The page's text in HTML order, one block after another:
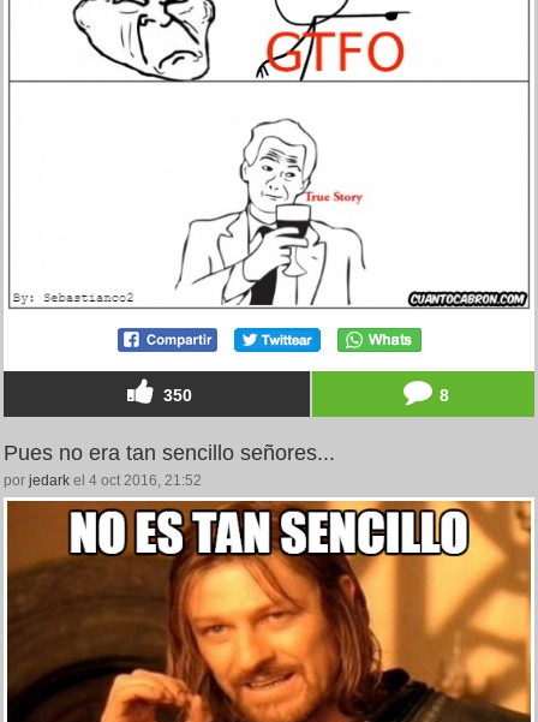
350 8
Pues no era tan sencillo señores...
por jedark el 4 oct 2016, 21:52